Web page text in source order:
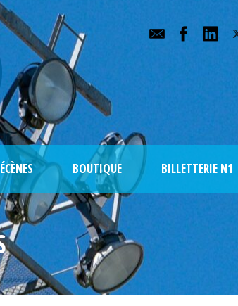
BOUTIQUE BILLETTERIE N1